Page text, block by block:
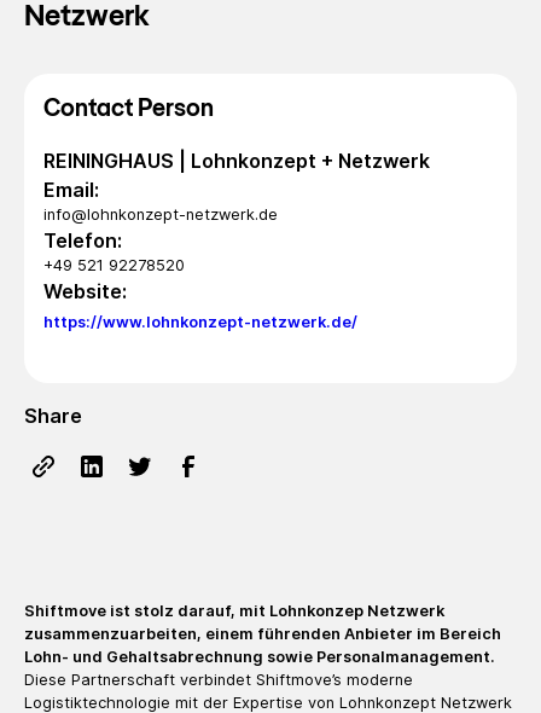
Netzwerk
Contact Person
REININGHAUS | Lohnkonzept + Netzwerk
Email:
info@lohnkonzept-netzwerk.de
Telefon:
+49 521 92278520
Website:
https://www.lohnkonzept-netzwerk.de/
Share
Shiftmove ist stolz darauf, mit Lohnkonzep Netzwerk
zusammenzuarbeiten, einem führenden Anbieter im Bereich
Lohn- und Gehaltsabrechnung sowie Personalmanagement.
Diese Partnerschaft verbindet Shiftmove’s moderne
Logistiktechnologie mit der Expertise von Lohnkonzept Netzwerk